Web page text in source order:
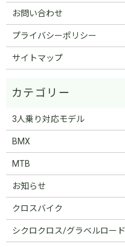
お問い合わせ
プライバシーポリシー
サイトマップ
3人乗り対応モデル
BMX
MTB
お知らせ
クロスバイク
シクロクロス/グラベルロード